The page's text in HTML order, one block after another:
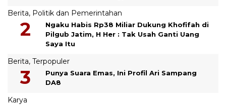
Berita, Politik dan Pemerintahan
Ngaku Habis Rp38 Miliar Dukung Khofifah di
Pilgub Jatim, H Her : Tak Usah Ganti Uang
Saya Itu
Berita, Terpopuler
Punya Suara Emas, Ini Profil Ari Sampang
DA8
Karya